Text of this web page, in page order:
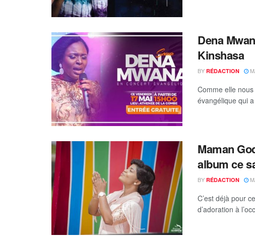
Dena
Kinshasa
BY RÉDACTION
Comme elle
évangélique qui
Maman
album ce
BY RÉDACTION
C’est déjà pour
d’adoration à